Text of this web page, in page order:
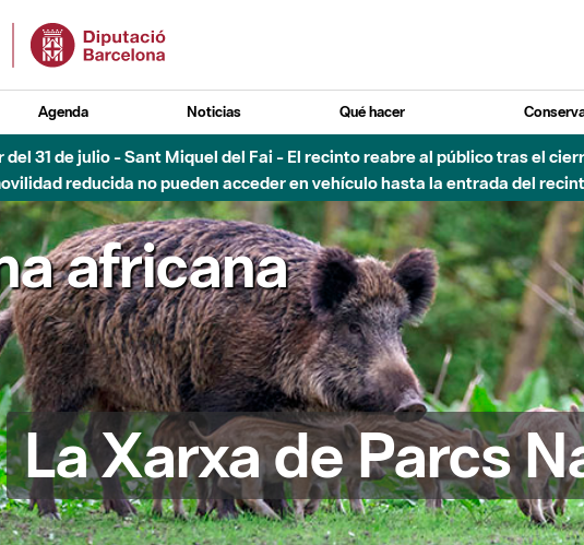
Agenda Noticias Qué hacer
del 31 de julio - Sant Miquel del Fai - El recinto reabre al público tras el
reducida no pueden acceder en vehículo hasta la entrada del
africana
La Xarxa de Parcs